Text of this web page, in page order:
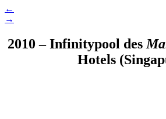
←
→
2010 – Infinitypool des
Hotels